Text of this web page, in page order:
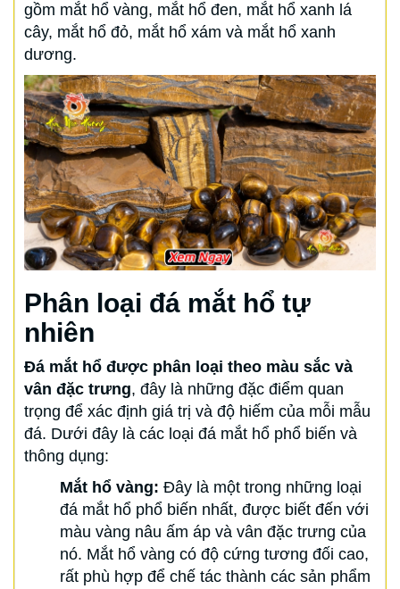
gồm mắt hổ vàng, mắt hổ đen, mắt hổ xanh lá
cây, mắt hổ đỏ, mắt hổ xám và mắt hổ xanh
dương.
Phân loại đá mắt hổ tự
nhiên
Đá mắt hổ được phân loại theo màu sắc và
vân đặc trưng, đây là những đặc điểm quan
trọng để xác định giá trị và độ hiếm của mỗi mẫu
đá. Dưới đây là các loại đá mắt hổ phổ biến và
thông dụng:
Mắt hổ vàng: Đây là một trong những loại
đá mắt hổ phổ biến nhất, được biết đến với
màu vàng nâu ấm áp và vân đặc trưng của
nó. Mắt hổ vàng có độ cứng tương đối cao,
rất phù hợp để chế tác thành các sản phẩm